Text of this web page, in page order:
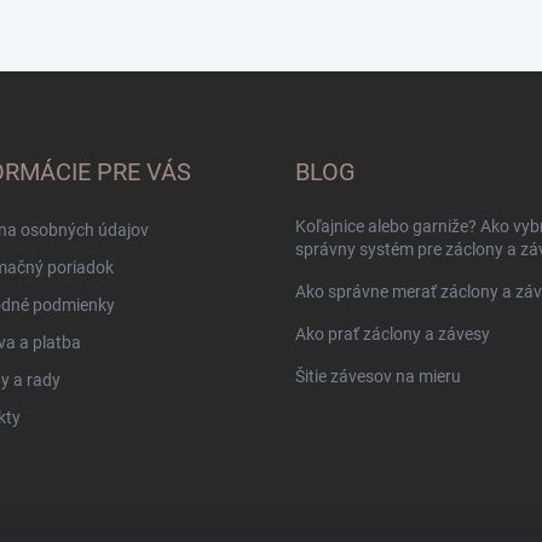
PRE VÁS
osobných údajov
poriadok
podmienky
a platba
a rady
BLOG
Koľajnice alebo garniže? Ako
správny systém pre záclony a
Ako správne merať záclony a
Ako prať záclony a závesy
Šitie závesov na mieru